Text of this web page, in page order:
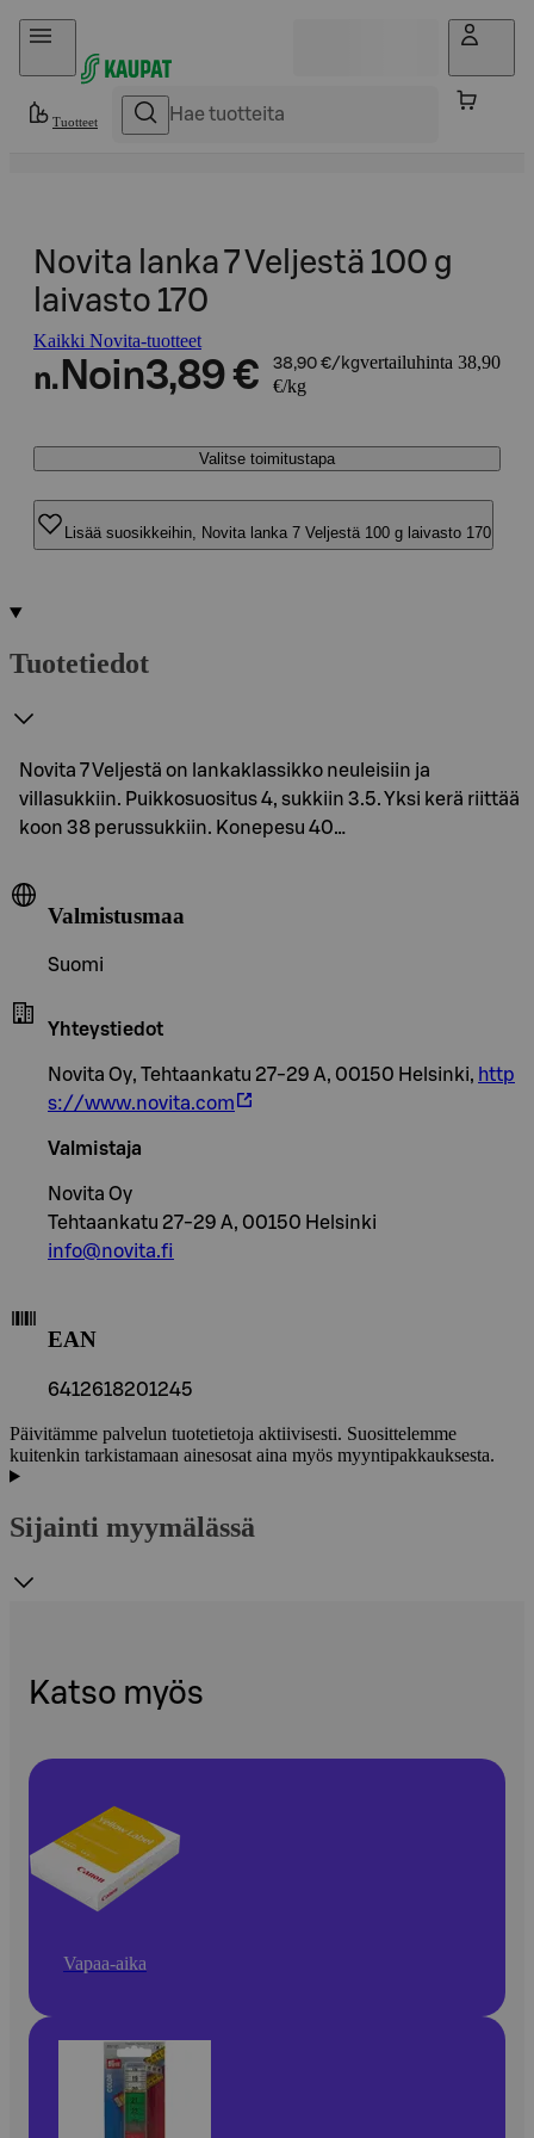
Hyppää sisältöön
Tuotteet
Novita lanka 7 Veljestä 100 g
laivasto 170
Kaikki Novita-tuotteet
n. Noin3,89 € 38,90 €/kgvertailuhinta 38,90
€/kg
Valitse toimitustapa
Lisää suosikkeihin, Novita lanka 7 Veljestä 100 g laivasto 170
Tuotetiedot
Novita 7 Veljestä on lankaklassikko neuleisiin ja
villasukkiin. Puikkosuositus 4, sukkiin 3.5. Yksi kerä riittää
koon 38 perussukkiin. Konepesu 40…
Valmistusmaa
Suomi
Yhteystiedot
Novita Oy, Tehtaankatu 27-29 A, 00150 Helsinki, http
s://www.novita.com
Valmistaja
Novita Oy
Tehtaankatu 27-29 A, 00150 Helsinki
info@novita.fi
EAN
6412618201245
Päivitämme palvelun tuotetietoja aktiivisesti. Suosittelemme
kuitenkin tarkistamaan ainesosat aina myös myyntipakkauksesta.
Sijainti myymälässä
Katso myös
Vapaa-aika